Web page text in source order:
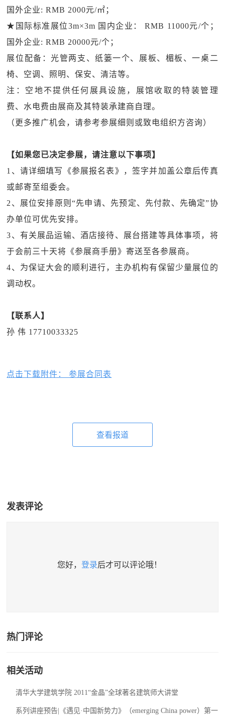
国外企业: RMB 2000元/㎡；
★国际标准展位3m×3m 国内企业： RMB 11000元/个；
国外企业: RMB 20000元/个；
展位配备：光管两支、纸篓一个、展板、楣板、一桌二
椅、空调、照明、保安、清洁等。
注：空地不提供任何展具设施，展馆收取的特装管理
费、水电费由展商及其特装承建商自理。
（更多推广机会，请参考参展细则或致电组织方咨询）
【如果您已决定参展，请注意以下事项】
1、请详细填写《参展报名表》，签字并加盖公章后传真
或邮寄至组委会。
2、展位安排原则“先申请、先预定、先付款、先确定”协
办单位可优先安排。
3、有关展品运输、酒店接待、展台搭建等具体事项，将
于会前三十天将《参展商手册》寄送至各参展商。
4、为保证大会的顺利进行，主办机构有保留少量展位的
调动权。
【联系人】
孙 伟 17710033325
点击下载附件： 参展合同表
查看报道
发表评论
您好， 登录后才可以评论哦！
热门评论
相关活动
清华大学建筑学院 2011“金晶”全球著名建筑师大讲堂
系列讲座预告|《遇见·中国新势力》（emerging China power）第一